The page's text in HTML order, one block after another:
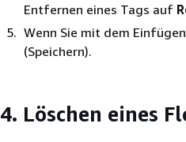
Entfernen eines Tags auf
Wenn Sie mit dem
(Speichern).
4. Löschen eines